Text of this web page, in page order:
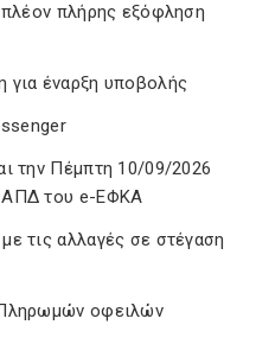
πλέον πλήρης εξόφληση
έναρξη υποβολής
την Πέμπτη 10/09/2026
ΑΠΔ του e-ΕΦΚΑ
τις αλλαγές σε στέγαση
οφειλών